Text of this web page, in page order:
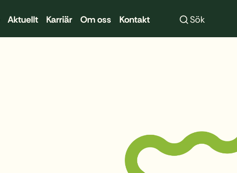
Aktuellt Karriär Om oss Kontakt Sök